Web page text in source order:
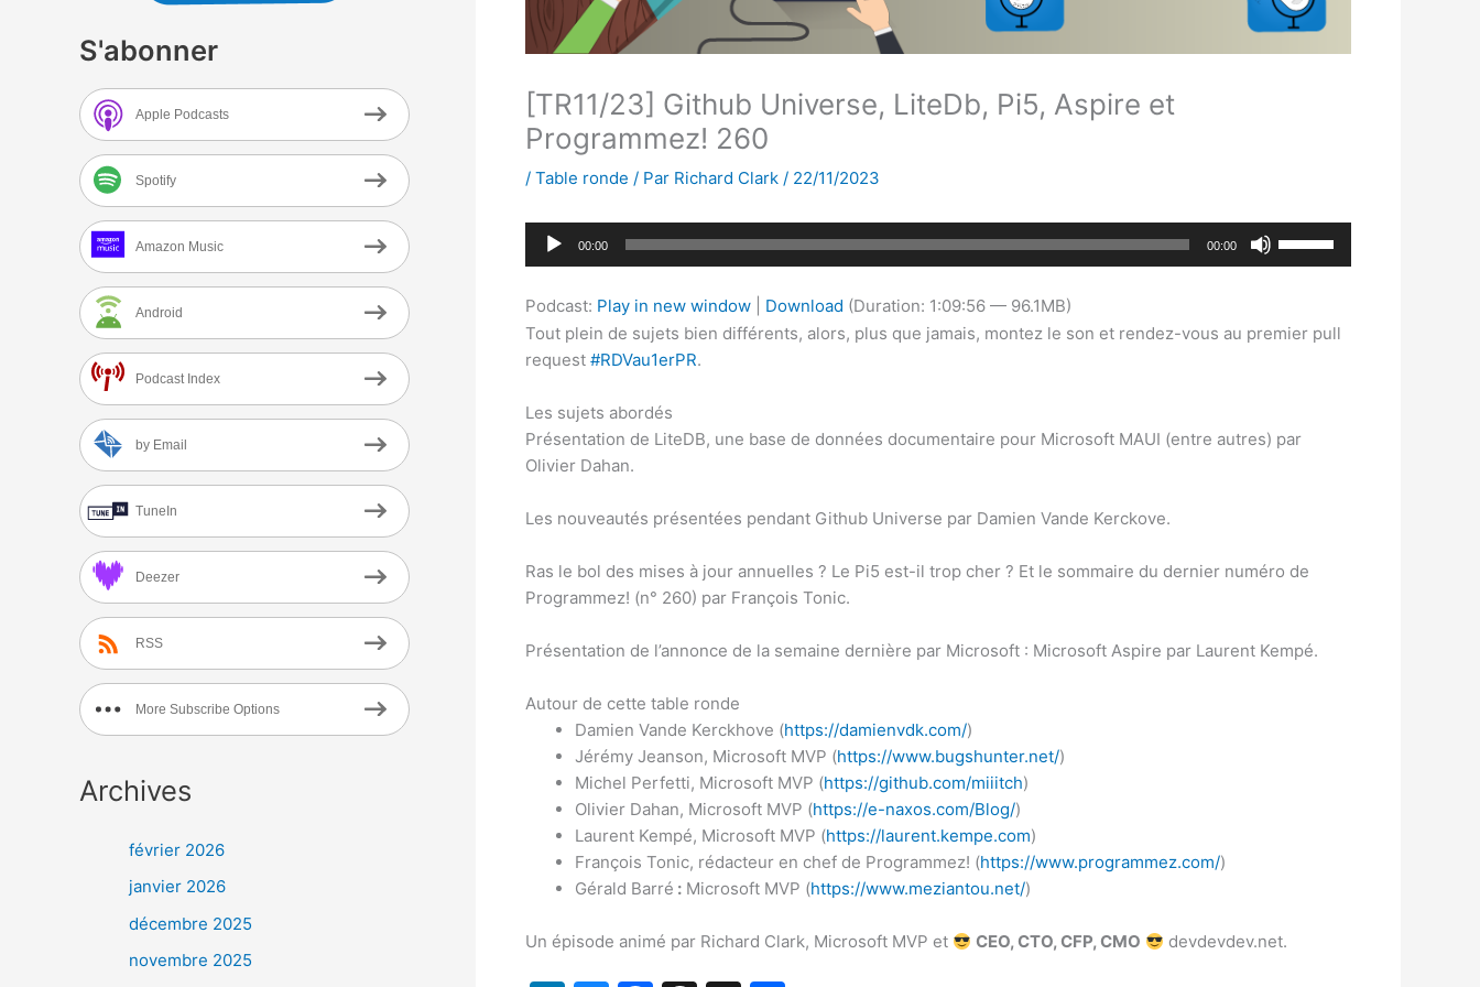
S'abonner
Apple Podcasts
Spotify
Amazon Music
Android
Podcast Index
by Email
TuneIn
Deezer
RSS
More Subscribe Options
Archives
février 2026
janvier 2026
décembre 2025
novembre 2025
[TR11/23] Github Universe, LiteDb, Pi5, Aspire et
Programmez! 260
/ Table ronde / Par Richard Clark / 22/11/2023
Lecteur
00:00 00:00
pour
le
Podcast: Play in new window Download (Duration: 1:09:56 — 96.1MB)
Tout plein de sujets bien différents, alors, plus que jamais, montez le son et rendez-vous au premier pull
request #RDVau1erPR.
Les sujets abordés
Présentation de LiteDB, une base de données documentaire pour Microsoft MAUI (entre autres) par
Olivier Dahan.
Les nouveautés présentées pendant Github Universe par Damien Vande Kerckove.
Ras le bol des mises à jour annuelles ? Le Pi5 est-il trop cher ? Et le sommaire du dernier numéro de
Programmez! (n° 260) par François Tonic.
Présentation de l’annonce de la semaine dernière par Microsoft : Microsoft Aspire par Laurent Kempé.
Autour de cette table ronde
Damien Vande Kerckhove (https://damienvdk.com/)
Jérémy Jeanson, Microsoft MVP (https://www.bugshunter.net/)
Michel Perfetti, Microsoft MVP (https://github.com/miiitch)
Olivier Dahan, Microsoft MVP (https://e-naxos.com/Blog/)
Laurent Kempé, Microsoft MVP (https://laurent.kempe.com)
François Tonic, rédacteur en chef de Programmez! (https://www.programmez.com/)
Gérald Barré : Microsoft MVP (https://www.meziantou.net/)
Un épisode animé par Richard Clark, Microsoft MVP et CEO, CTO, CFP, CMO devdevdev.net.